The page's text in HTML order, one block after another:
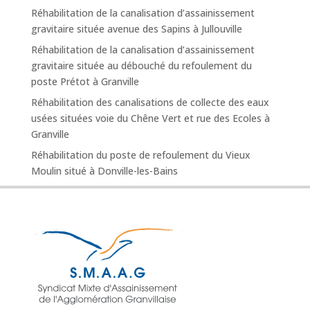
Réhabilitation de la canalisation d’assainissement
gravitaire située avenue des Sapins à Jullouville
Réhabilitation de la canalisation d’assainissement
gravitaire située au débouché du refoulement du
poste Prétot à Granville
Réhabilitation des canalisations de collecte des eaux
usées situées voie du Chêne Vert et rue des Ecoles à
Granville
Réhabilitation du poste de refoulement du Vieux
Moulin situé à Donville-les-Bains